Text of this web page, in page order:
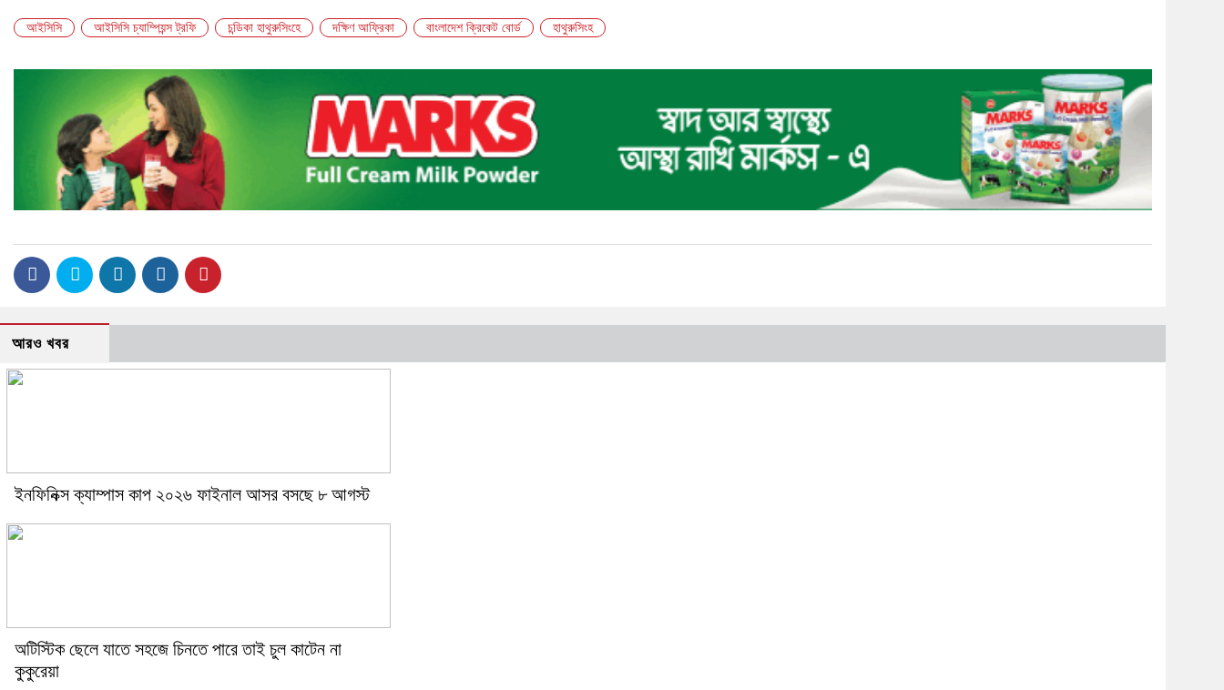
আইসিসি আইসিসি চ্যাম্পিয়ন্স ট্রফি চন্ডিকা হাথুরুসিংহে দক্ষিণ আফ্রিকা বাংলাদেশ ক্রিকেট বোর্ড হাথুরুসিংহ
আরও খবর
ইনফিনিক্স ক্যাম্পাস কাপ ২০২৬ ফাইনাল আসর বসছে ৮ আগস্ট
অটিস্টিক ছেলে যাতে সহজে চিনতে পারে তাই চুল কাটেন না
কুকুরেয়া